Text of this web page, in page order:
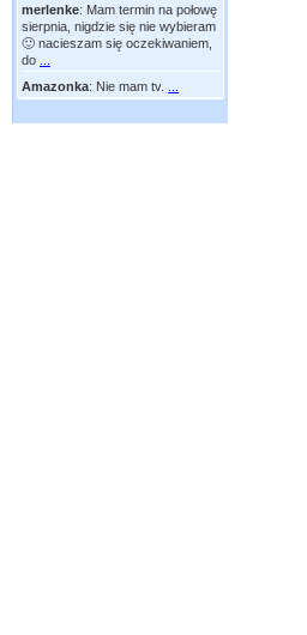
merlenke: Mam termin na połowę
sierpnia, nigdzie się nie wybieram
🙂 nacieszam się oczekiwaniem,
do
Amazonka: Nie mam tv.